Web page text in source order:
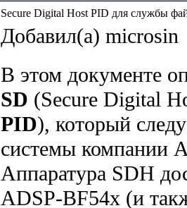
Secure Digital Host PID для службы
Добавил(а) microsin
В этом документе
SD (Secure Digital
PID), который
системы компании
Аппаратура SDH
ADSP-BF54x (и